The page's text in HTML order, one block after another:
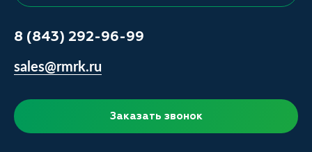
8 (843) 292-96-99
sales@rmrk.ru
Заказать звонок